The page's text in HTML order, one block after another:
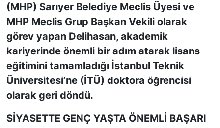
(MHP) Sarıyer Belediye Meclis Üyesi ve
MHP Meclis Grup Başkan Vekili olarak
görev yapan Delihasan, akademik
kariyerinde önemli bir adım atarak lisans
eğitimini tamamladığı İstanbul Teknik
Üniversitesi’ne (İTÜ) doktora öğrencisi
olarak geri döndü.
SİYASETTE GENÇ YAŞTA ÖNEMLİ BAŞARI
TEKNOLOJİ
TÜRKİYE VE DÜNYA GÜNDEMİ
VİDEO GALERİ
YAŞAM